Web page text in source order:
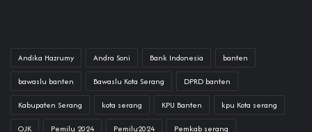
Andika Hazrumy Andra Soni Bank Indonesia banten
bawaslu banten Bawaslu Kota Serang DPRD banten
Kabupaten Serang kota serang KPU Banten kpu Kota serang
OJK Pemilu 2024 Pemilu2024 Pemkab serang